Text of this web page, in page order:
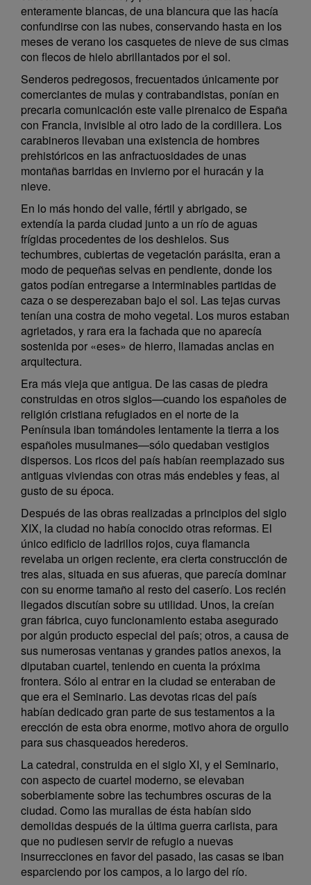
enteramente blancas, de una blancura que las hacía
confundirse con las nubes, conservando hasta en los
meses de verano los casquetes de nieve de sus cimas
con flecos de hielo abrillantados por el sol.
Senderos pedregosos, frecuentados únicamente por
comerciantes de mulas y contrabandistas, ponían en
precaria comunicación este valle pirenaico de España
con Francia, invisible al otro lado de la cordillera. Los
carabineros llevaban una existencia de hombres
prehistóricos en las anfractuosidades de unas
montañas barridas en invierno por el huracán y la
nieve.
En lo más hondo del valle, fértil y abrigado, se
extendía la parda ciudad junto a un río de aguas
frígidas procedentes de los deshielos. Sus
techumbres, cubiertas de vegetación parásita, eran a
modo de pequeñas selvas en pendiente, donde los
gatos podían entregarse a interminables partidas de
caza o se desperezaban bajo el sol. Las tejas curvas
tenían una costra de moho vegetal. Los muros estaban
agrietados, y rara era la fachada que no aparecía
sostenida por «eses» de hierro, llamadas anclas en
arquitectura.
Era más vieja que antigua. De las casas de piedra
construidas en otros siglos—cuando los españoles de
religión cristiana refugiados en el norte de la
Península iban tomándoles lentamente la tierra a los
españoles musulmanes—sólo quedaban vestigios
dispersos. Los ricos del país habían reemplazado sus
antiguas viviendas con otras más endebles y feas, al
gusto de su época.
Después de las obras realizadas a principios del siglo
XIX, la ciudad no había conocido otras reformas. El
único edificio de ladrillos rojos, cuya flamancia
revelaba un origen reciente, era cierta construcción de
tres alas, situada en sus afueras, que parecía dominar
con su enorme tamaño al resto del caserío. Los recién
llegados discutían sobre su utilidad. Unos, la creían
gran fábrica, cuyo funcionamiento estaba asegurado
por algún producto especial del país; otros, a causa de
sus numerosas ventanas y grandes patios anexos, la
diputaban cuartel, teniendo en cuenta la próxima
frontera. Sólo al entrar en la ciudad se enteraban de
que era el Seminario. Las devotas ricas del país
habían dedicado gran parte de sus testamentos a la
erección de esta obra enorme, motivo ahora de orgullo
para sus chasqueados herederos.
La catedral, construida en el siglo XI, y el Seminario,
con aspecto de cuartel moderno, se elevaban
soberbiamente sobre las techumbres oscuras de la
ciudad. Como las murallas de ésta habían sido
demolidas después de la última guerra carlista, para
que no pudiesen servir de refugio a nuevas
insurrecciones en favor del pasado, las casas se iban
esparciendo por los campos, a lo largo del río.